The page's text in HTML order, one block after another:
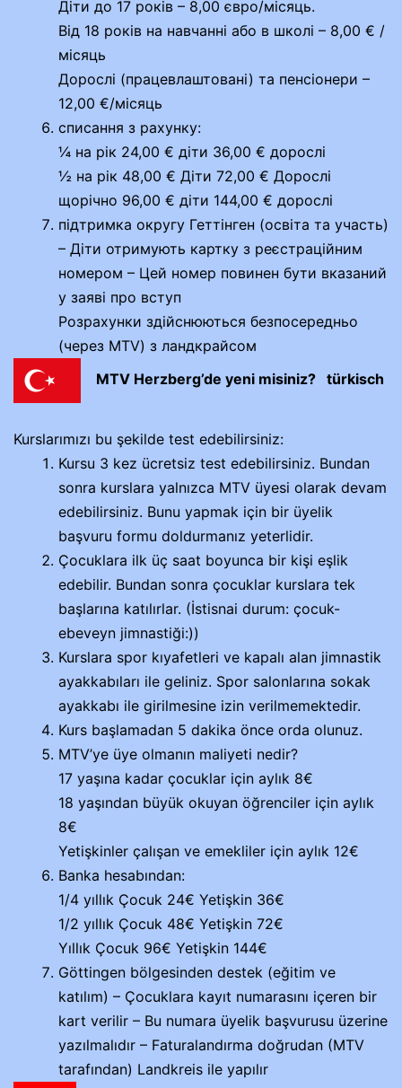
Діти до 17 років – 8,00 євро/місяць.
Від 18 років на навчанні або в школі – 8,00 € /
місяць
Дорослі (працевлаштовані) та пенсіонери –
12,00 €/місяць
списання з рахунку:
¼ на рік 24,00 € діти 36,00 € дорослі
½ на рік 48,00 € Діти 72,00 € Дорослі
щорічно 96,00 € діти 144,00 € дорослі
підтримка округу Геттінген (освіта та участь)
– Діти отримують картку з реєстраційним
номером – Цей номер повинен бути вказаний
у заяві про вступ
Розрахунки здійснюються безпосередньо
(через MTV) з ландкрайсом
MTV Herzberg’de yeni misiniz? türkisch
Kurslarımızı bu şekilde test edebilirsiniz:
Kursu 3 kez ücretsiz test edebilirsiniz. Bundan
sonra kurslara yalnızca MTV üyesi olarak devam
edebilirsiniz. Bunu yapmak için bir üyelik
başvuru formu doldurmanız yeterlidir.
Çocuklara ilk üç saat boyunca bir kişi eşlik
edebilir. Bundan sonra çocuklar kurslara tek
başlarına katılırlar. (İstisnai durum: çocuk-
ebeveyn jimnastiği:))
Kurslara spor kıyafetleri ve kapalı alan jimnastik
ayakkabıları ile geliniz. Spor salonlarına sokak
ayakkabı ile girilmesine izin verilmemektedir.
Kurs başlamadan 5 dakika önce orda olunuz.
MTV’ye üye olmanın maliyeti nedir?
17 yaşına kadar çocuklar için aylık 8€
18 yaşından büyük okuyan öğrenciler için aylık
8€
Yetişkinler çalışan ve emekliler için aylık 12€
Banka hesabından:
1/4 yıllık Çocuk 24€ Yetişkin 36€
1/2 yıllık Çocuk 48€ Yetişkin 72€
Yıllık Çocuk 96€ Yetişkin 144€
Göttingen bölgesinden destek (eğitim ve
katılım) – Çocuklara kayıt numarasını içeren bir
kart verilir – Bu numara üyelik başvurusu üzerine
yazılmalıdır – Faturalandırma doğrudan (MTV
tarafından) Landkreis ile yapılır